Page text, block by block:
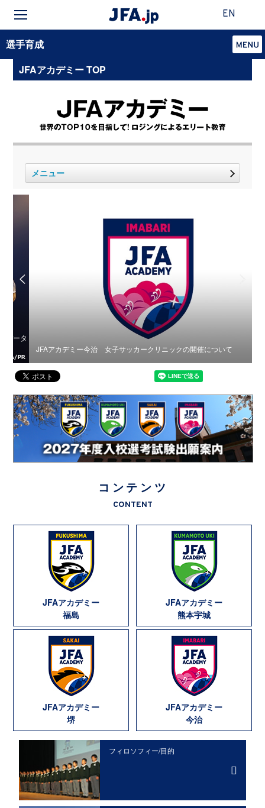
EN
選手育成
JFAアカデミー TOP
メニュー
JFAアカデミー今治 女子サッカークリニックの開催について
コンテンツ
CONTENT
JFAアカデミー
福島
JFAアカデミー
熊本宇城
JFAアカデミー
堺
JFAアカデミー
今治
フィロソフィー/目的